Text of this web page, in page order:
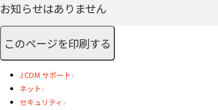
お知らせはありません
このページを印刷する
J:COM サポート
ネット
セキュリティ